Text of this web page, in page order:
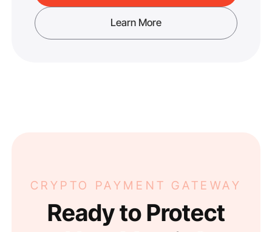
Learn More
CRYPTO PAYMENT GATEWAY
Ready to Protect